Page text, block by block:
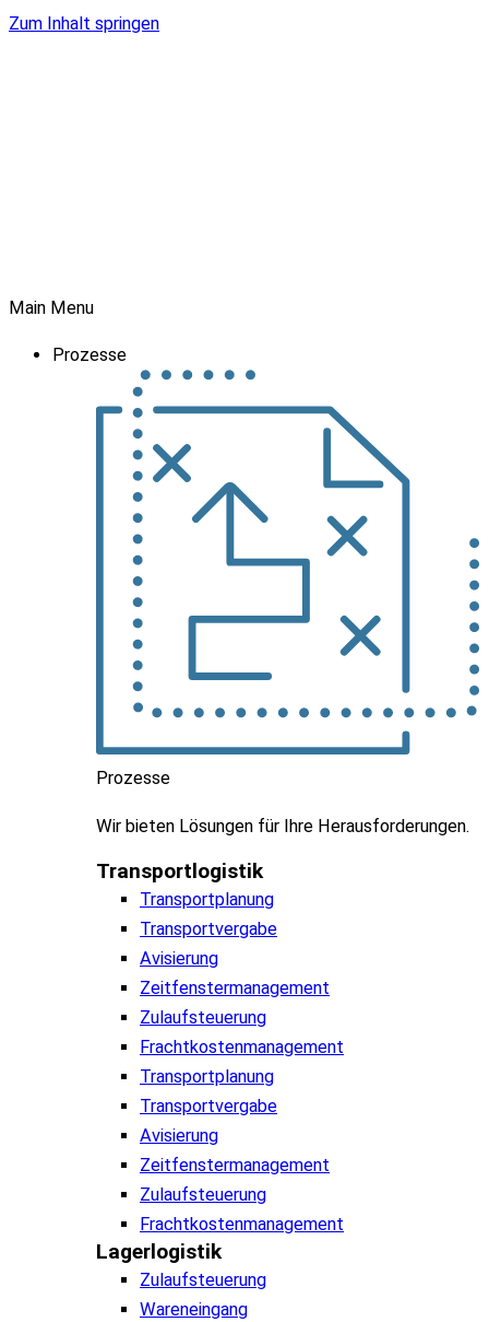
Zum Inhalt springen
Main Menu
Prozesse
Prozesse
Wir bieten Lösungen für Ihre Herausforderungen.
Transportlogistik
Transportplanung
Transportvergabe
Avisierung
Zeitfenstermanagement
Zulaufsteuerung
Frachtkostenmanagement
Transportplanung
Transportvergabe
Avisierung
Zeitfenstermanagement
Zulaufsteuerung
Frachtkostenmanagement
Lagerlogistik
Zulaufsteuerung
Wareneingang